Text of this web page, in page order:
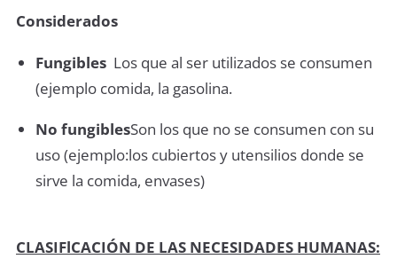
Considerados
FungiblesLos que al ser utilizados se consumen
(ejemplo comida, la gasolina.
No fungiblesSon los que no se consumen con su
uso (ejemplo:los cubiertos y utensilios donde se
sirve la comida, envases)
CLASIFlCACIÓN DE LAS NECESIDADES HUMANAS: